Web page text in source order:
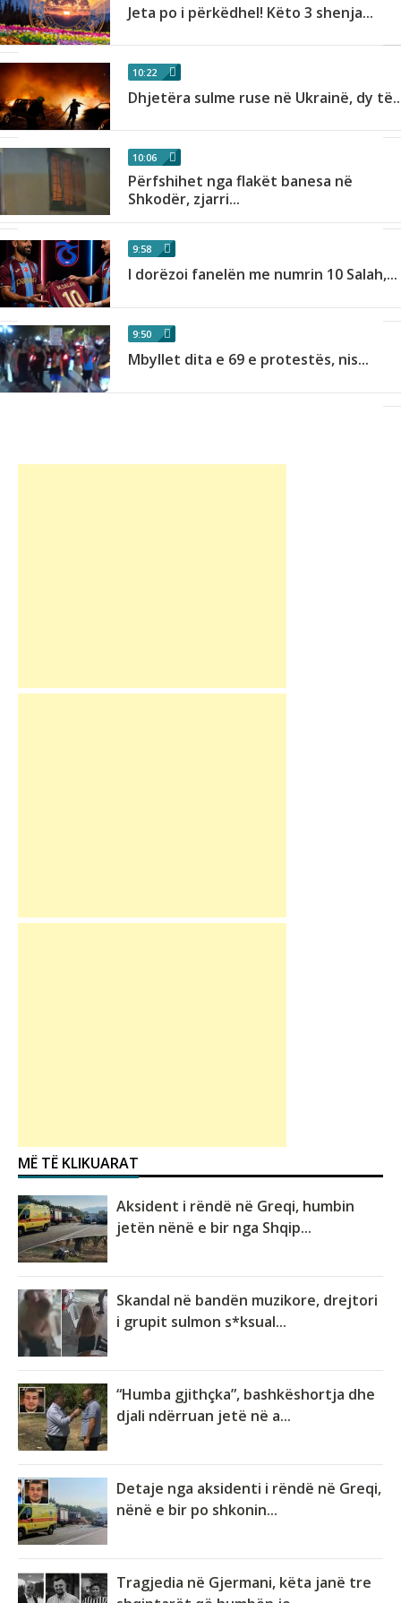
Jeta po i përkëdhel! Këto 3 shenja...
10:22
Dhjetëra sulme ruse në Ukrainë, dy
10:06
Përfshihet nga flakët banesa në
Shkodër, zjarri...
9:58
I dorëzoi fanelën me numrin 10 Salah,...
9:50
Mbyllet dita e 69 e protestës, nis...
MË TË KLIKUARAT
Aksident i rëndë në Greqi, humbin
jetën nënë e bir nga Shqip...
Skandal në bandën muzikore, drejtori
i grupit sulmon s*ksual...
“Humba gjithçka”, bashkëshortja dhe
djali ndërruan jetë në a...
Detaje nga aksidenti i rëndë në Greqi,
nënë e bir po shkonin...
Tragjedia në Gjermani, këta janë tre